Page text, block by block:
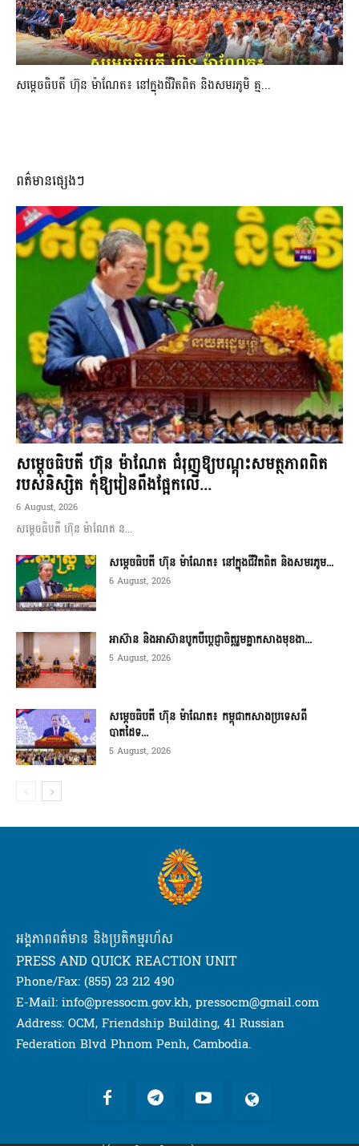
សម្តេចធិបតី ហ៊ុន ម៉ាណែត៖ នៅក្នុងជីវិតពិត និងសមរភូមិ គ្ម...
ពត៌មានផ្សេងៗ
សម្តេចធិបតី ហ៊ុន ម៉ាណែត ជំរុញឱ្យបណ្តុះសមត្ថភាពពិត
របស់និស្សិត កុំឱ្យរៀនពឹងផ្អែកលើ...
6 August, 2026
សម្តេចធិបតី ហ៊ុន ម៉ាណែត ន...
សម្តេចធិបតី ហ៊ុន ម៉ាណែត៖ នៅក្នុងជីវិតពិត និងសមរភូម...
6 August, 2026
អាស៊ាន និងអាស៊ានបូកបីប្តេជ្ញាចិត្តរួមគ្នាកសាងមុខងា...
5 August, 2026
សម្ដេចធិបតី ហ៊ុន ម៉ាណែត៖ កម្ពុជាកសាងប្រទេសពី
បាតដៃទ...
5 August, 2026
អង្គភាពពត៌មាន និងប្រតិកម្មរហ័ស
PRESS AND QUICK REACTION UNIT
Phone/Fax: (855) 23 212 490
E-Mail: info@pressocm.gov.kh, pressocm@gmail.com
Address: OCM, Friendship Building, 41 Russian
Federation Blvd Phnom Penh, Cambodia.